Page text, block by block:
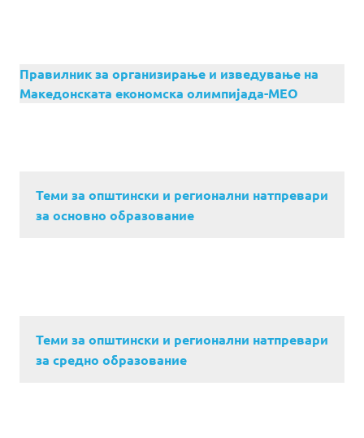
Правилник за организирање и изведување на
Македонската економска олимпијада-МЕО
Теми за општински и регионални натпревари
за основно образование
Теми за општински и регионални натпревари
за средно образование